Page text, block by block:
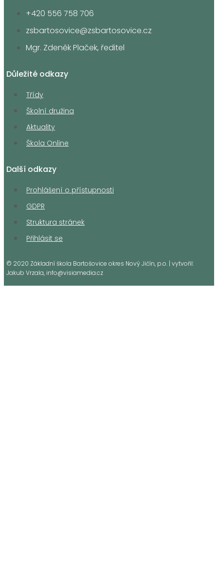
+420 556 758 706
zsbartosovice@zsbartosovice.cz
Mgr. Zdeněk Plaček, ředitel
Důležité odkazy
Třídy
Školní družina
Aktuality
Škola Online
Další odkazy
Prohlášení o přístupnosti
GDPR
Struktura stránek
Přihlásit se
© 2020 Základní škola Bartošovice okres Nový Jičín, p.o. | vytvořil:
Jakub Vrzala, info@visiamedia.cz